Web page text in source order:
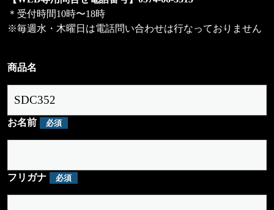
＊受付時間10時〜18時
※毎週水・木曜日は電話問い合わせは行なっておりません
商品名
お名前 必須
フリガナ 必須